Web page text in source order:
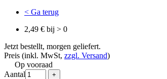
< Ga terug
2,49 € bij > 0
Jetzt bestellt, morgen geliefert.
Preis (inkl. MwSt, zzgl. Versand)
Op vooraad
Aantal